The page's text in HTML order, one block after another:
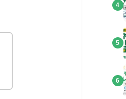
4
5
6